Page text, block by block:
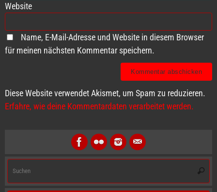
Website
Name, E-Mail-Adresse und Website in diesem Browser
für meinen nächsten Kommentar speichern.
Diese Website verwendet Akismet, um Spam zu reduzieren.
Erfahre, wie deine Kommentardaten verarbeitet werden.